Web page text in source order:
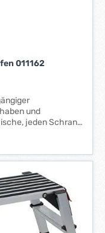
011162
und
jeden Schrank,
auf jedem
für Küche, Büro,